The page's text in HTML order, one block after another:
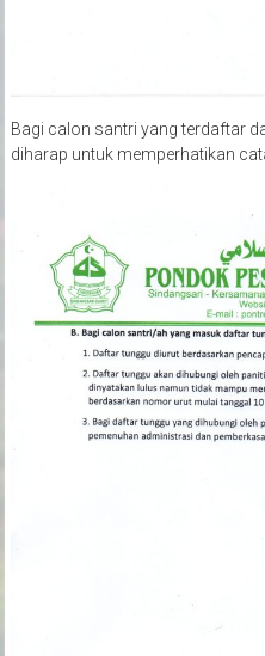
Bagi calon santri yang terdaftar
diharap untuk memperhatikan